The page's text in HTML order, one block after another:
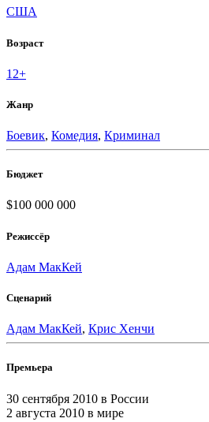
США
Возраст
12+
Жанр
Боевик, Комедия, Криминал
Бюджет
$100 000 000
Режиссёр
Адам МакКей
Сценарий
Адам МакКей, Крис Хенчи
Премьера
30 сентября 2010 в России
2 августа 2010 в мире